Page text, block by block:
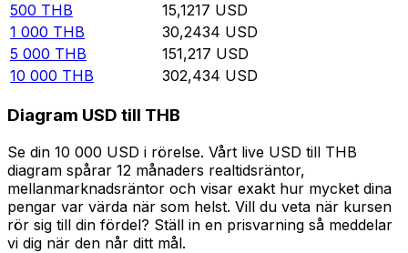
500 THB 15,1217 USD
1 000 THB 30,2434 USD
5 000 THB 151,217 USD
10 000 THB 302,434 USD
Diagram USD till THB
Se din 10 000 USD i rörelse. Vårt live USD till THB
diagram spårar 12 månaders realtidsräntor,
mellanmarknadsräntor och visar exakt hur mycket dina
pengar var värda när som helst. Vill du veta när kursen
rör sig till din fördel? Ställ in en prisvarning så meddelar
vi dig när den når ditt mål.